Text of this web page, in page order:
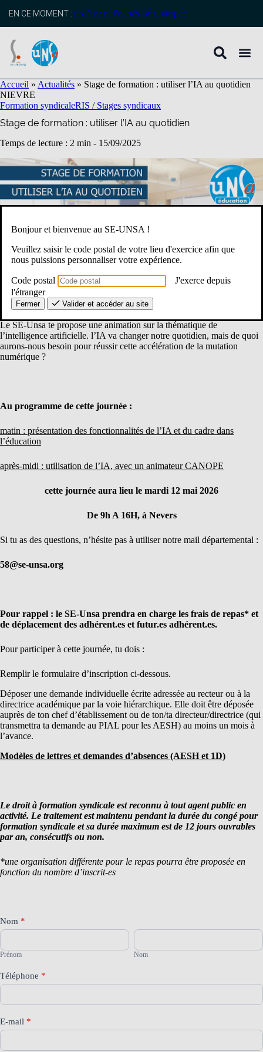
principal
EN CE MOMENT : profitez de l’adhésion anticipée
Accueil » Actualités » Stage de formation : utiliser l’IA au quotidien
NIEVRE
Formation syndicaleRIS / Stages syndicaux
Stage de formation : utiliser l’IA au quotidien
Temps de lecture : 2 min - 15/09/2025
Le SE-Unsa te propose une animation sur la thématique de
l’intelligence artificielle. l’IA va changer notre quotidien, mais de quoi
aurons-nous besoin pour réussir cette accélération de la mutation
numérique ?
Au programme de cette journée :
matin : présentation des fonctionnalités de l’IA et du cadre dans
l’éducation
après-midi : utilisation de l’IA, avec un animateur CANOPE
cette journée aura lieu le mardi 12 mai 2026
De 9h A 16H, à Nevers
Si tu as des questions, n’hésite pas à utiliser notre mail départemental :
58@se-unsa.org
Pour rappel : le SE-Unsa prendra en charge les frais de repas* et
de déplacement des adhérent.es et futur.es adhérent.es.
Pour participer à cette journée, tu dois :
Remplir le formulaire d’inscription ci-dessous.
Déposer une demande individuelle écrite adressée au recteur ou à la
directrice académique par la voie hiérarchique. Elle doit être déposée
auprès de ton chef d’établissement ou de ton/ta directeur/directrice (qui
transmettra ta demande au PIAL pour les AESH) au moins un mois à
l’avance.
Modèles de lettres et demandes d’absences (AESH et 1D)
Le droit à formation syndicale est reconnu à tout agent public en
activité. Le traitement est maintenu pendant la durée du congé pour
formation syndicale et sa durée maximum est de 12 jours ouvrables
par an, consécutifs ou non.
*une organisation différente pour le repas pourra être proposée en
fonction du nombre d’inscrit-es
Inscription
stage
artificielle
Nom *
Prénom
Prénom
Nom
Nom
Téléphone *
E-mail *
Bonjour et bienvenue au SE-UNSA !
Veuillez saisir le code postal de votre lieu d'exercice afin que
nous puissions personnaliser votre expérience.
Code postal
J'exerce depuis
l'étranger
Fermer Valider et accéder au site